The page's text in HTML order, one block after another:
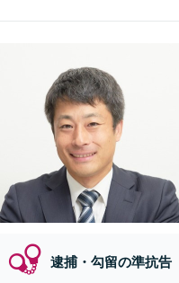
逮捕・勾留の準抗告